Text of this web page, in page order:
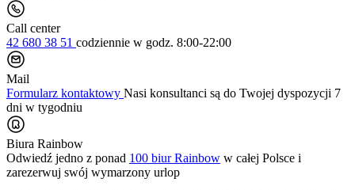
Call center
42 680 38 51 codziennie w godz. 8:00-22:00
Mail
Formularz kontaktowy Nasi konsultanci są do Twojej dyspozycji 7
dni w tygodniu
Biura Rainbow
Odwiedź jedno z ponad 100 biur Rainbow w całej Polsce i
zarezerwuj swój wymarzony urlop